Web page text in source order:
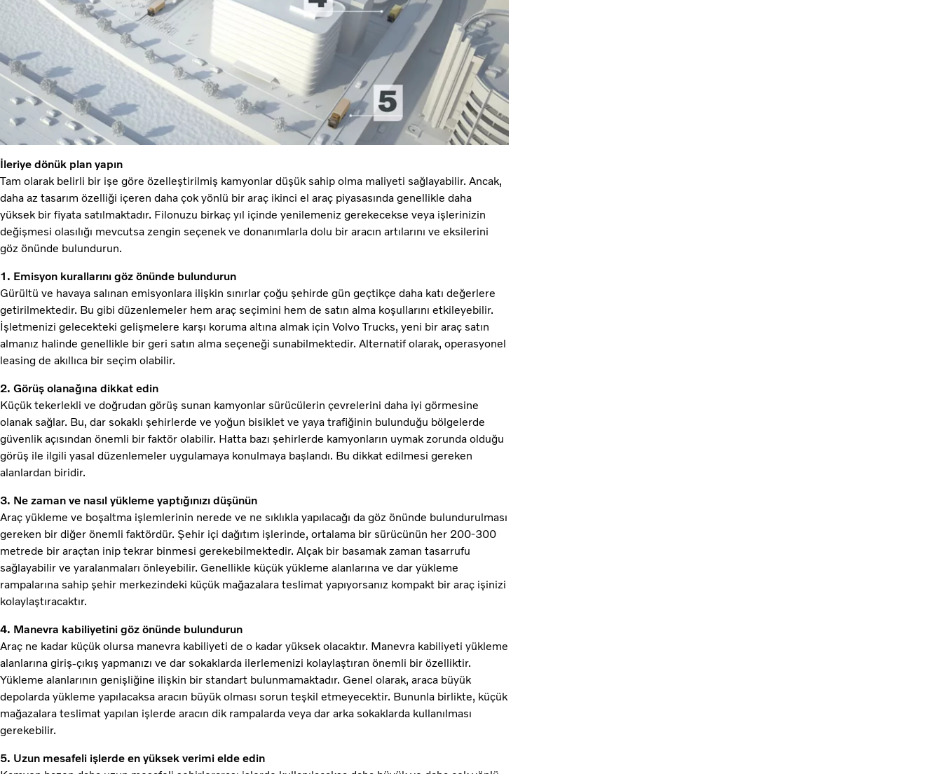
İleriye dönük plan yapın
Tam olarak belirli bir işe göre özelleştirilmiş kamyonlar düşük sahip olma maliyeti sağlayabilir. Ancak,
daha az tasarım özelliği içeren daha çok yönlü bir araç ikinci el araç piyasasında genellikle daha
yüksek bir fiyata satılmaktadır. Filonuzu birkaç yıl içinde yenilemeniz gerekecekse veya işlerinizin
değişmesi olasılığı mevcutsa zengin seçenek ve donanımlarla dolu bir aracın artılarını ve eksilerini
göz önünde bulundurun.
1. Emisyon kurallarını göz önünde bulundurun
Gürültü ve havaya salınan emisyonlara ilişkin sınırlar çoğu şehirde gün geçtikçe daha katı değerlere
getirilmektedir. Bu gibi düzenlemeler hem araç seçimini hem de satın alma koşullarını etkileyebilir.
İşletmenizi gelecekteki gelişmelere karşı koruma altına almak için Volvo Trucks, yeni bir araç satın
almanız halinde genellikle bir geri satın alma seçeneği sunabilmektedir. Alternatif olarak, operasyonel
leasing de akıllıca bir seçim olabilir.
2. Görüş olanağına dikkat edin
Küçük tekerlekli ve doğrudan görüş sunan kamyonlar sürücülerin çevrelerini daha iyi görmesine
olanak sağlar. Bu, dar sokaklı şehirlerde ve yoğun bisiklet ve yaya trafiğinin bulunduğu bölgelerde
güvenlik açısından önemli bir faktör olabilir. Hatta bazı şehirlerde kamyonların uymak zorunda olduğu
görüş ile ilgili yasal düzenlemeler uygulamaya konulmaya başlandı. Bu dikkat edilmesi gereken
alanlardan biridir.
3. Ne zaman ve nasıl yükleme yaptığınızı düşünün
Araç yükleme ve boşaltma işlemlerinin nerede ve ne sıklıkla yapılacağı da göz önünde bulundurulması
gereken bir diğer önemli faktördür. Şehir içi dağıtım işlerinde, ortalama bir sürücünün her 200-300
metrede bir araçtan inip tekrar binmesi gerekebilmektedir. Alçak bir basamak zaman tasarrufu
sağlayabilir ve yaralanmaları önleyebilir. Genellikle küçük yükleme alanlarına ve dar yükleme
rampalarına sahip şehir merkezindeki küçük mağazalara teslimat yapıyorsanız kompakt bir araç işinizi
kolaylaştıracaktır.
4. Manevra kabiliyetini göz önünde bulundurun
Araç ne kadar küçük olursa manevra kabiliyeti de o kadar yüksek olacaktır. Manevra kabiliyeti yükleme
alanlarına giriş-çıkış yapmanızı ve dar sokaklarda ilerlemenizi kolaylaştıran önemli bir özelliktir.
Yükleme alanlarının genişliğine ilişkin bir standart bulunmamaktadır. Genel olarak, araca büyük
depolarda yükleme yapılacaksa aracın büyük olması sorun teşkil etmeyecektir. Bununla birlikte, küçük
mağazalara teslimat yapılan işlerde aracın dik rampalarda veya dar arka sokaklarda kullanılması
gerekebilir.
5. Uzun mesafeli işlerde en yüksek verimi elde edin